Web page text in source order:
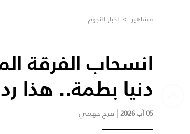
مشاهير > أخبار النجوم
انسحاب الفرقة
دنيا بطمة.. هذا
05 آب 2026 | فرح جهمي